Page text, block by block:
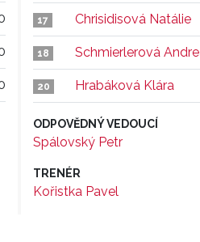
17 Chrisidisová Natálie
18 Schmierlerová
20 Hrabáková Klára
ODPOVĚDNÝ VEDOUCÍ
Spálovský Petr
TRENÉR
Kořistka Pavel